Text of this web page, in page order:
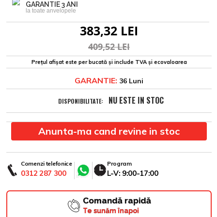
GARANTIE 3 ANI
la toate anvelopele
383,32 LEI
409,52 LEI
Prețul afișat este per bucată și include TVA și ecovaloarea
GARANTIE: 36 Luni
DISPONIBILITATE: NU ESTE IN STOC
Anunta-ma cand revine in stoc
Comenzi telefonice
0312 287 300
Program
L-V: 9:00-17:00
Comandă rapidă
Te sunăm înapoi